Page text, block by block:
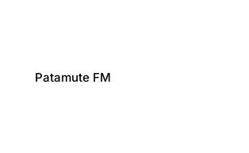
Patamute FM